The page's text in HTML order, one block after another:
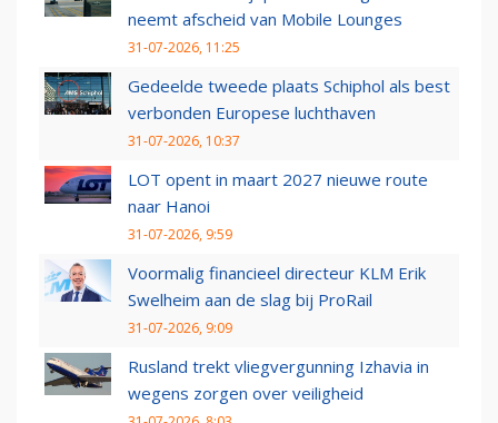
neemt afscheid van Mobile Lounges
31-07-2026, 11:25
Gedeelde tweede plaats Schiphol als best
verbonden Europese luchthaven
31-07-2026, 10:37
LOT opent in maart 2027 nieuwe route
naar Hanoi
31-07-2026, 9:59
Voormalig financieel directeur KLM Erik
Swelheim aan de slag bij ProRail
31-07-2026, 9:09
Rusland trekt vliegvergunning Izhavia in
wegens zorgen over veiligheid